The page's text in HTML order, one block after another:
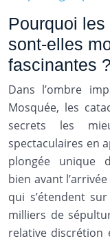
Pourquoi
sont-elles
fascinantes ?
Dans l’ombre
Mosquée, les
secrets les
spectaculaires en
plongée unique
bien avant
qui s’étendent
milliers de
relative discrétion